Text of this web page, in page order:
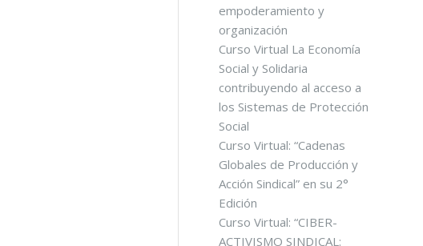
empoderamiento y
organización
Curso Virtual La Economía
Social y Solidaria
contribuyendo al acceso a
los Sistemas de Protección
Social
Curso Virtual: “Cadenas
Globales de Producción y
Acción Sindical” en su 2°
Edición
Curso Virtual: “CIBER-
ACTIVISMO SINDICAL: